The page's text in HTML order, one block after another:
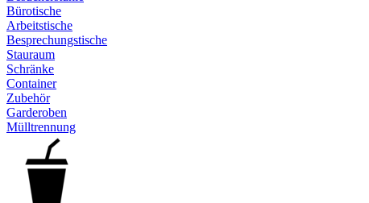
Bürotische
Arbeitstische
Besprechungstische
Stauraum
Schränke
Container
Zubehör
Garderoben
Mülltrennung